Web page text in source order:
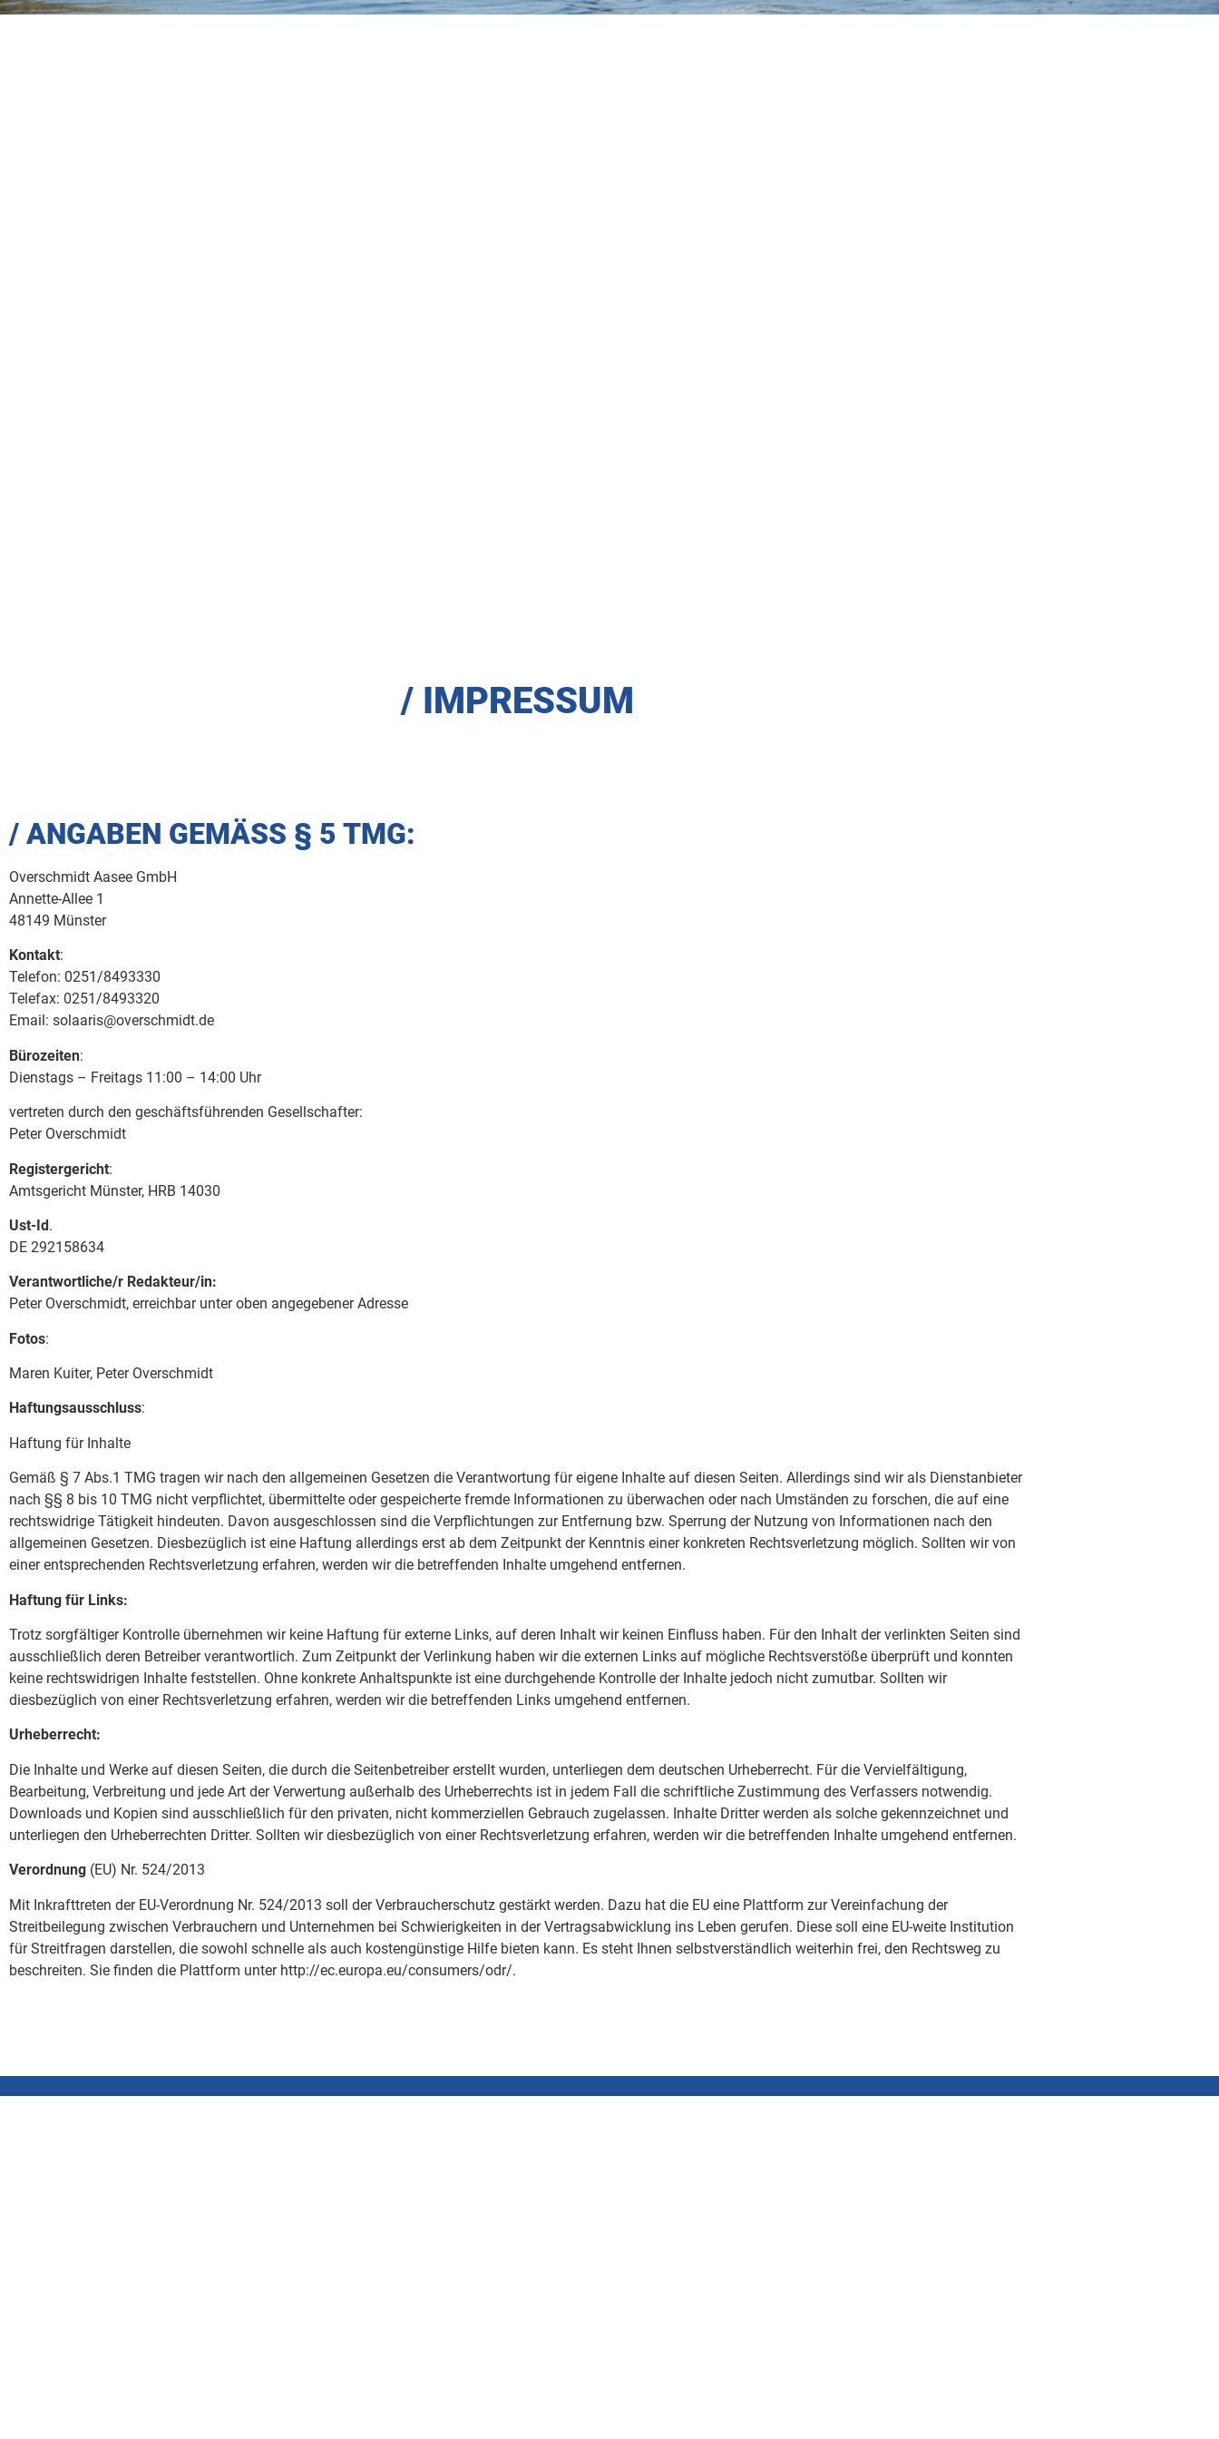
/ IMPRESSUM
/ ANGABEN GEMÄSS § 5 TMG:
Overschmidt Aasee GmbH
Annette-Allee 1
48149 Münster
Kontakt:
Telefon: 0251/8493330
Telefax: 0251/8493320
Email: solaaris@overschmidt.de
Bürozeiten:
Dienstags – Freitags 11:00 – 14:00 Uhr
vertreten durch den geschäftsführenden Gesellschafter:
Peter Overschmidt
Registergericht:
Amtsgericht Münster, HRB 14030
Ust-Id.
DE 292158634
Verantwortliche/r Redakteur/in:
Peter Overschmidt, erreichbar unter oben angegebener Adresse
Fotos:
Maren Kuiter, Peter Overschmidt
Haftungsausschluss:
Haftung für Inhalte
Gemäß § 7 Abs.1 TMG tragen wir nach den allgemeinen Gesetzen die Verantwortung für eigene Inhalte auf diesen Seiten. Allerdings sind wir als Dienstanbieter
nach §§ 8 bis 10 TMG nicht verpflichtet, übermittelte oder gespeicherte fremde Informationen zu überwachen oder nach Umständen zu forschen, die auf eine
rechtswidrige Tätigkeit hindeuten. Davon ausgeschlossen sind die Verpflichtungen zur Entfernung bzw. Sperrung der Nutzung von Informationen nach den
allgemeinen Gesetzen. Diesbezüglich ist eine Haftung allerdings erst ab dem Zeitpunkt der Kenntnis einer konkreten Rechtsverletzung möglich. Sollten wir von
einer entsprechenden Rechtsverletzung erfahren, werden wir die betreffenden Inhalte umgehend entfernen.
Haftung für Links:
Trotz sorgfältiger Kontrolle übernehmen wir keine Haftung für externe Links, auf deren Inhalt wir keinen Einfluss haben. Für den Inhalt der verlinkten Seiten sind
ausschließlich deren Betreiber verantwortlich. Zum Zeitpunkt der Verlinkung haben wir die externen Links auf mögliche Rechtsverstöße überprüft und konnten
keine rechtswidrigen Inhalte feststellen. Ohne konkrete Anhaltspunkte ist eine durchgehende Kontrolle der Inhalte jedoch nicht zumutbar. Sollten wir
diesbezüglich von einer Rechtsverletzung erfahren, werden wir die betreffenden Links umgehend entfernen.
Urheberrecht:
Die Inhalte und Werke auf diesen Seiten, die durch die Seitenbetreiber erstellt wurden, unterliegen dem deutschen Urheberrecht. Für die Vervielfältigung,
Bearbeitung, Verbreitung und jede Art der Verwertung außerhalb des Urheberrechts ist in jedem Fall die schriftliche Zustimmung des Verfassers notwendig.
Downloads und Kopien sind ausschließlich für den privaten, nicht kommerziellen Gebrauch zugelassen. Inhalte Dritter werden als solche gekennzeichnet und
unterliegen den Urheberrechten Dritter. Sollten wir diesbezüglich von einer Rechtsverletzung erfahren, werden wir die betreffenden Inhalte umgehend entfernen.
Verordnung (EU) Nr. 524/2013
Mit Inkrafttreten der EU-Verordnung Nr. 524/2013 soll der Verbraucherschutz gestärkt werden. Dazu hat die EU eine Plattform zur Vereinfachung der
Streitbeilegung zwischen Verbrauchern und Unternehmen bei Schwierigkeiten in der Vertragsabwicklung ins Leben gerufen. Diese soll eine EU-weite Institution
für Streitfragen darstellen, die sowohl schnelle als auch kostengünstige Hilfe bieten kann. Es steht Ihnen selbstverständlich weiterhin frei, den Rechtsweg zu
beschreiten. Sie finden die Plattform unter http://ec.europa.eu/consumers/odr/.